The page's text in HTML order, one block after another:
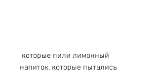
напиток, которые пытались